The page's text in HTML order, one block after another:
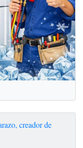
creador de